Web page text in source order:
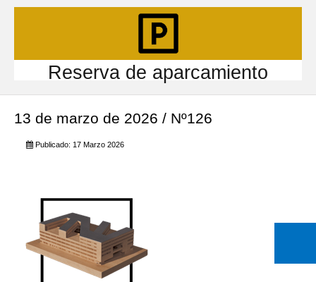
Reserva de aparcamiento
13 de marzo de 2026 / Nº126
Publicado: 17 Marzo 2026